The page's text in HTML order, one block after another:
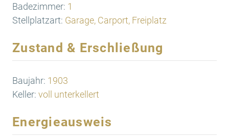
Badezimmer: 1
Stellplatzart: Garage, Carport, Freiplatz
Zustand & Erschließung
Baujahr: 1903
Keller: voll unterkellert
Energieausweis